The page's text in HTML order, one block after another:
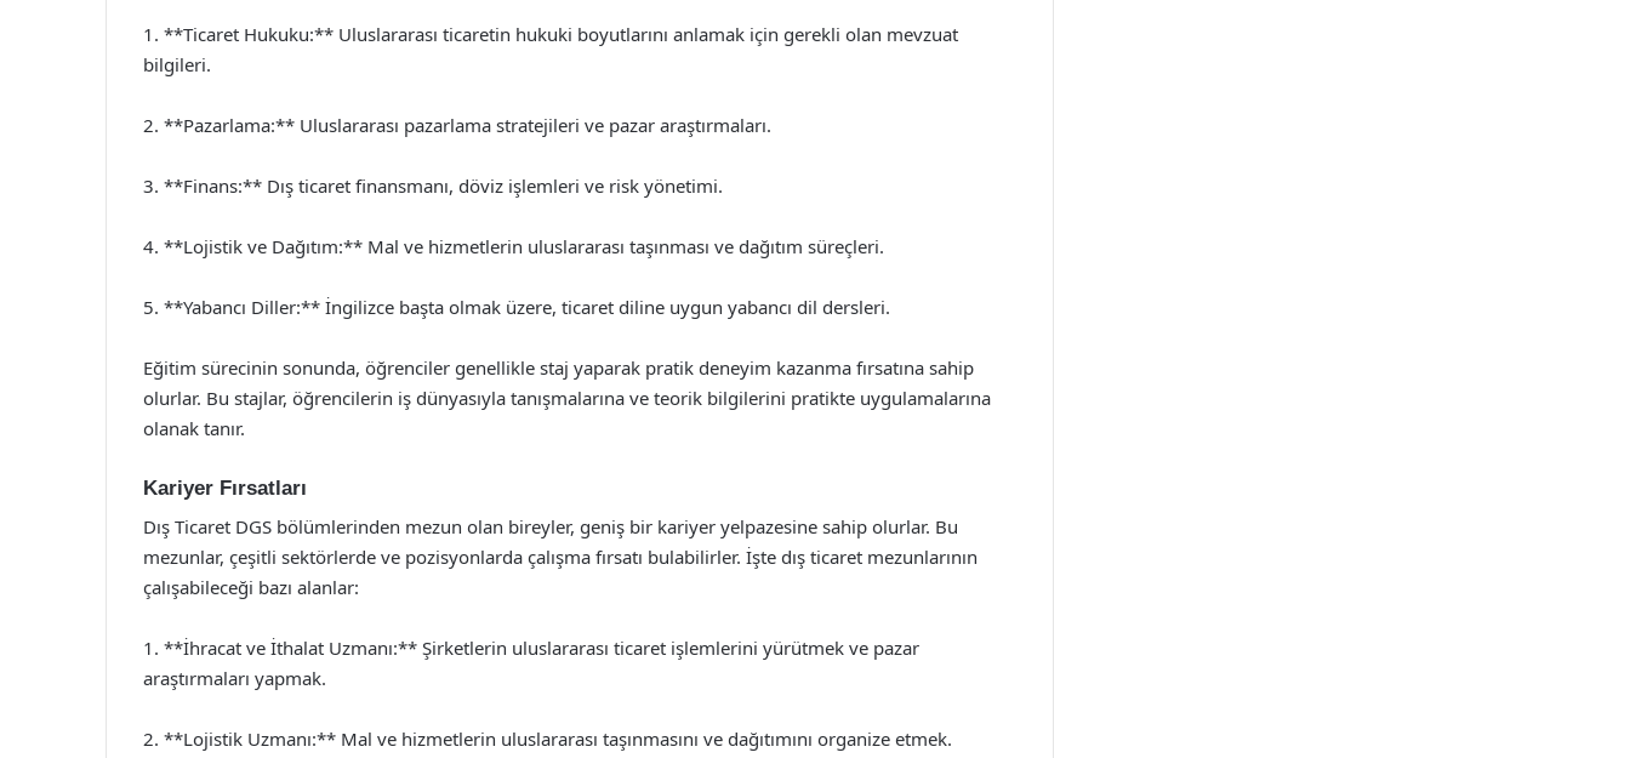
1. **Ticaret Hukuku:** Uluslararası ticaretin hukuki boyutlarını anlamak için gerekli olan mevzuat
bilgileri.
2. **Pazarlama:** Uluslararası pazarlama stratejileri ve pazar araştırmaları.
3. **Finans:** Dış ticaret finansmanı, döviz işlemleri ve risk yönetimi.
4. **Lojistik ve Dağıtım:** Mal ve hizmetlerin uluslararası taşınması ve dağıtım süreçleri.
5. **Yabancı Diller:** İngilizce başta olmak üzere, ticaret diline uygun yabancı dil dersleri.
Eğitim sürecinin sonunda, öğrenciler genellikle staj yaparak pratik deneyim kazanma fırsatına sahip
olurlar. Bu stajlar, öğrencilerin iş dünyasıyla tanışmalarına ve teorik bilgilerini pratikte uygulamalarına
olanak tanır.
Kariyer Fırsatları
Dış Ticaret DGS bölümlerinden mezun olan bireyler, geniş bir kariyer yelpazesine sahip olurlar. Bu
mezunlar, çeşitli sektörlerde ve pozisyonlarda çalışma fırsatı bulabilirler. İşte dış ticaret mezunlarının
çalışabileceği bazı alanlar:
1. **İhracat ve İthalat Uzmanı:** Şirketlerin uluslararası ticaret işlemlerini yürütmek ve pazar
araştırmaları yapmak.
2. **Lojistik Uzmanı:** Mal ve hizmetlerin uluslararası taşınmasını ve dağıtımını organize etmek.